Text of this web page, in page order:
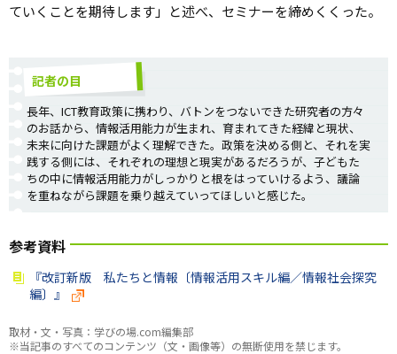
ていくことを期待します」と述べ、セミナーを締めくくった。
記者の目
長年、ICT教育政策に携わり、バトンをつないできた研究者の方々
のお話から、情報活用能力が生まれ、育まれてきた経緯と現状、
未来に向けた課題がよく理解できた。政策を決める側と、それを実
践する側には、それぞれの理想と現実があるだろうが、子どもた
ちの中に情報活用能力がしっかりと根をはっていけるよう、議論
を重ねながら課題を乗り越えていってほしいと感じた。
参考資料
『改訂新版 私たちと情報〔情報活用スキル編／情報社会探究
編〕』
取材・文・写真：学びの場.com編集部
※当記事のすべてのコンテンツ（文・画像等）の無断使用を禁じます。